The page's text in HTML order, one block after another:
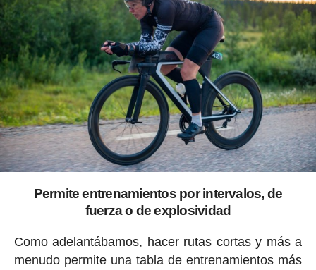
Permite entrenamientos por intervalos, de
fuerza o de explosividad
Como adelantábamos, hacer rutas cortas y más a
menudo permite una tabla de entrenamientos más